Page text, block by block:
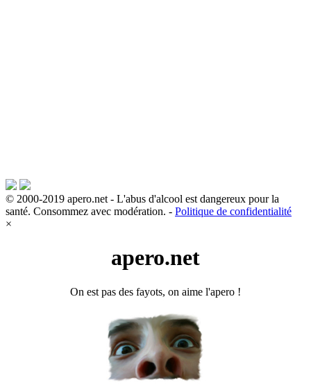
© 2000-2019 apero.net - L'abus d'alcool est dangereux pour la
santé. Consommez avec modération. - Politique de confidentialité
×
apero.net
On est pas des fayots, on aime l'apero !